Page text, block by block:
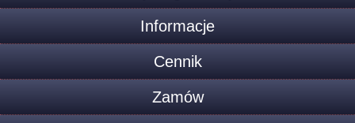
Informacje
Cennik
Zamów